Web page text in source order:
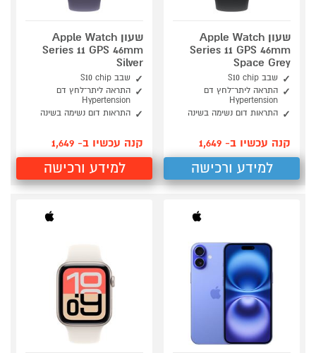
שעון Apple Watch
Series 11 GPS 46mm
Space Grey
שבב S10 chip
התראה ליתר־לחץ דם
Hypertension
התראות דום נשימה בשינה
קנה עכשיו ב- 1,649
למידע ורכישה
שעון Apple Watch
Series 11 GPS 46mm
Silver
שבב S10 chip
התראה ליתר־לחץ דם
Hypertension
התראות דום נשימה בשינה
קנה עכשיו ב- 1,649
למידע ורכישה